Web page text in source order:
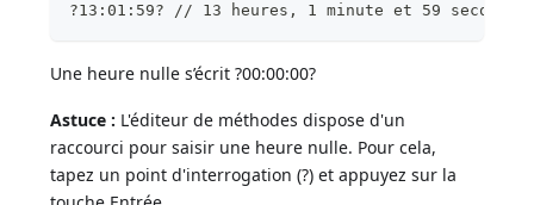
?13:01:59? // 13 heures, 1 minute et 59 secondes
Une heure nulle s’écrit ?00:00:00?
Astuce : L'éditeur de méthodes dispose d'un
raccourci pour saisir une heure nulle. Pour cela,
tapez un point d'interrogation (?) et appuyez sur la